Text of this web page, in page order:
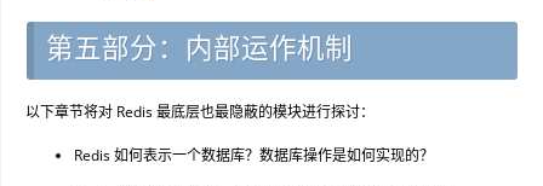
第五部分：内部运作机制
以下章节将对 Redis 最底层也最隐蔽的模块进行探讨：
Redis 如何表示一个数据库？数据库操作是如何实现的？